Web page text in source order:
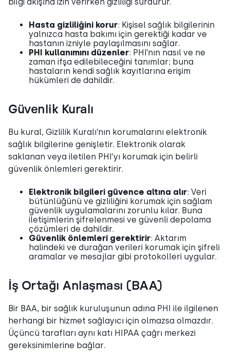
Hasta gizliliğini korur: Kişisel sağlık bilgilerinin
yalnızca hasta bakımı için gerektiği kadar ve
hastanın izniyle paylaşılmasını sağlar.
PHI kullanımını düzenler: PHI’nın nasıl ve ne
zaman ifşa edilebileceğini tanımlar; buna
hastaların kendi sağlık kayıtlarına erişim
hükümleri de dahildir.
Güvenlik Kuralı
Bu kural, Gizlilik Kuralı’nın korumalarını elektronik
sağlık bilgilerine genişletir. Elektronik olarak
saklanan veya iletilen PHI’yı korumak için belirli
güvenlik önlemleri gerektirir.
Elektronik bilgileri güvence altına alır: Veri
bütünlüğünü ve gizliliğini korumak için sağlam
güvenlik uygulamalarını zorunlu kılar. Buna
iletişimlerin şifrelenmesi ve güvenli depolama
çözümleri de dahildir.
Güvenlik önlemleri gerektirir: Aktarım
halindeki ve durağan verileri korumak için şifreli
aramalar ve mesajlar gibi protokolleri uygular.
İş Ortağı Anlaşması (BAA)
Bir BAA, bir sağlık kuruluşunun adına PHI ile ilgilenen
herhangi bir hizmet sağlayıcı için olmazsa olmazdır.
Üçüncü tarafları aynı katı HIPAA çağrı merkezi
gereksinimlerine bağlar.